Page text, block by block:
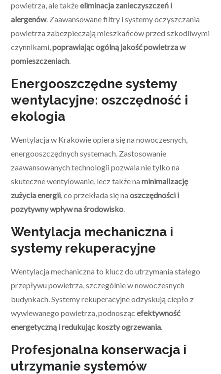
powietrza, ale takżeeliminacja zanieczyszczeń i
alergenów. Zaawansowane filtry i systemy oczyszczania
powietrza zabezpieczają mieszkańców przed szkodliwymi
czynnikami,poprawiając ogólną jakość powietrza w
pomieszczeniach.
Energooszczędne systemy
wentylacyjne: oszczędność i
ekologia
Wentylacja w Krakowie opiera się na nowoczesnych,
energooszczędnych systemach. Zastosowanie
zaawansowanych technologii pozwala nie tylko na
skuteczne wentylowanie, lecz także naminimalizację
zużycia energii, co przekłada się naoszczędności i
pozytywny wpływ na środowisko.
Wentylacja mechaniczna i
systemy rekuperacyjne
Wentylacja mechaniczna to klucz do utrzymania stałego
przepływu powietrza, szczególnie w nowoczesnych
budynkach. Systemy rekuperacyjne odzyskują ciepło z
wywiewanego powietrza, podnoszącefektywność
energetyczną i redukując koszty ogrzewania.
Profesjonalna konserwacja i
utrzymanie systemów